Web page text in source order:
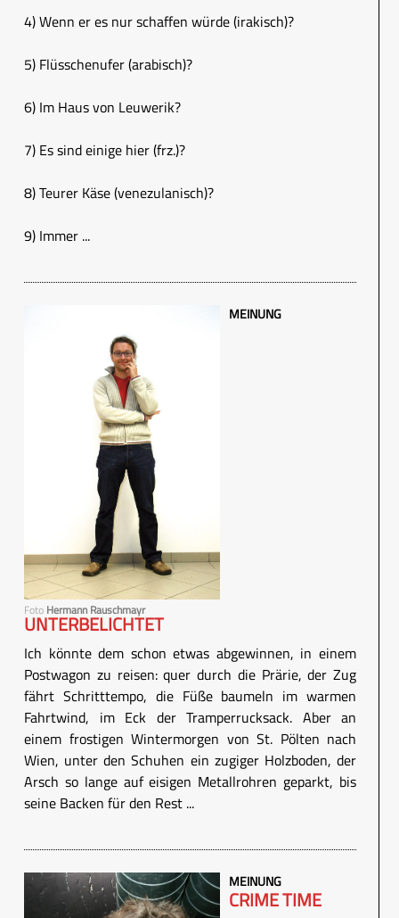
4) Wenn er es nur schaffen würde (irakisch)?
5) Flüsschenufer (arabisch)?
6) Im Haus von Leuwerik?
7) Es sind einige hier (frz.)?
8) Teurer Käse (venezulanisch)?
9) Immer ...
Foto Hermann Rauschmayr
MEINUNG
UNTERBELICHTET
Ich könnte dem schon etwas abgewinnen, in einem
Postwagon zu reisen: quer durch die Prärie, der Zug
fährt Schritttempo, die Füße baumeln im warmen
Fahrtwind, im Eck der Tramperrucksack. Aber an
einem frostigen Wintermorgen von St. Pölten nach
Wien, unter den Schuhen ein zugiger Holzboden, der
Arsch so lange auf eisigen Metallrohren geparkt, bis
seine Backen für den Rest ...
MEINUNG
CRIME TIME